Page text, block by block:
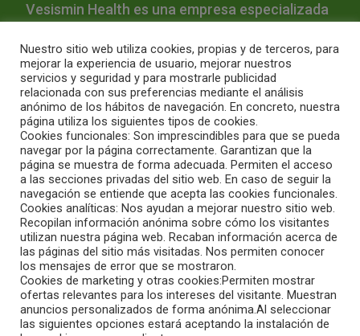
Vesismin Health es una empresa especializada
desinfección hospitalaria.
Quiénes SomosProductosServiciosBlog
ContactoIntranetAviso LegalPolítica de Cookies
Condiciones de Uso
Condiciones de compra online
© 2026 Vesismin Health
Nuestro sitio web utiliza cookies, propias y de terceros, para
mejorar la experiencia de usuario, mejorar nuestros
servicios y seguridad y para mostrarle publicidad
relacionada con sus preferencias mediante el análisis
anónimo de los hábitos de navegación. En concreto, nuestra
página utiliza los siguientes tipos de cookies.
Cookies funcionales: Son imprescindibles para que se pueda
navegar por la página correctamente. Garantizan que la
página se muestra de forma adecuada. Permiten el acceso
a las secciones privadas del sitio web. En caso de seguir la
navegación se entiende que acepta las cookies funcionales.
Cookies analíticas: Nos ayudan a mejorar nuestro sitio web.
Recopilan información anónima sobre cómo los visitantes
utilizan nuestra página web. Recaban información acerca de
las páginas del sitio más visitadas. Nos permiten conocer
los mensajes de error que se mostraron.
Cookies de marketing y otras cookies:Permiten mostrar
ofertas relevantes para los intereses del visitante. Muestran
anuncios personalizados de forma anónima.Al seleccionar
las siguientes opciones estará aceptando la instalación de